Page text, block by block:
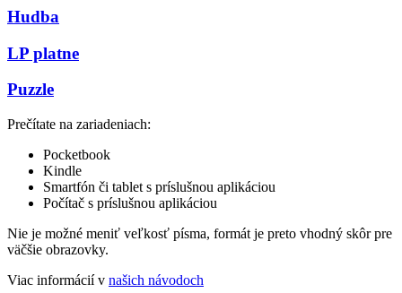
Hudba
LP platne
Puzzle
Prečítate na zariadeniach:
Pocketbook
Kindle
Smartfón či tablet s príslušnou aplikáciou
Počítač s príslušnou aplikáciou
Nie je možné meniť veľkosť písma, formát je preto vhodný skôr pre
väčšie obrazovky.
Viac informácií v našich návodoch